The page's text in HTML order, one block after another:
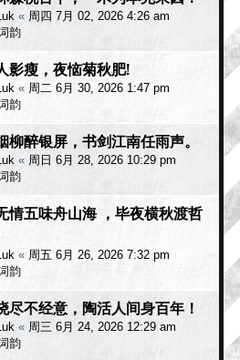
« 周四 7月 02, 2026 4:26 am
韵
影瘦，夜恼菊秋肥!
« 周二 6月 30, 2026 1:47 pm
韵
柳醉银屏，书剑江南任雨声。
« 周日 6月 28, 2026 10:29 pm
韵
情五味舟山海 ，毕夜横秋渡哲
« 周五 6月 26, 2026 7:32 pm
韵
尽不经意，陶活人间身百年！
« 周三 6月 24, 2026 12:29 am
韵